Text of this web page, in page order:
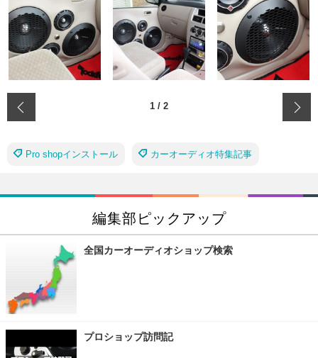
1 / 2
Pro shopインストール カーオーディオ特集記事
編集部ピックアップ
全国カーオーディオショップ検索
プロショップ訪問記